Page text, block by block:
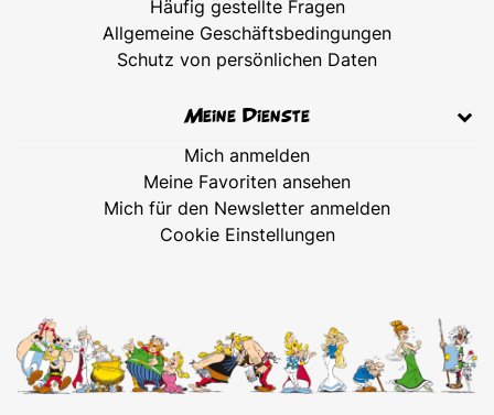
Häufig gestellte Fragen
Allgemeine Geschäftsbedingungen
Schutz von persönlichen Daten
Meine Dienste
Mich anmelden
Meine Favoriten ansehen
Mich für den Newsletter anmelden
Cookie Einstellungen